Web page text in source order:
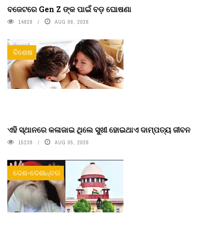
ବଜେଟରେ Gen Z ଙ୍କ ପାଇଁ ବଡ଼ ଘୋଷଣା
14828 AUG 06, 2026
ବିଶେଷ
ଏହି ସ୍ଥାନରେ କଳାଜାଇ ଥିଲେ ସୁଖୀ ହୋଇଥାଏ ଦାମ୍ପତ୍ୟ ଜୀବନ
15238 AUG 05, 2026
ଦେଶ-ଦେଶାନ୍ତର